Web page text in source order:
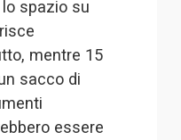
spazio su
mentre 15
sacco di
essere